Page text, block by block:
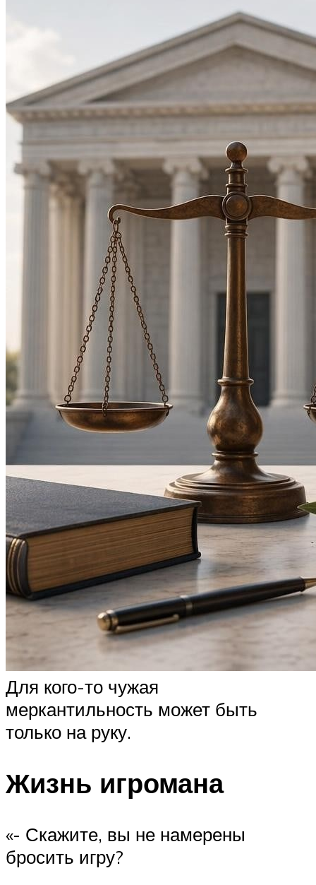
Для кого-то чужая
меркантильность может быть
только на руку.
Жизнь игромана
«- Скажите, вы не намерены
бросить игру?